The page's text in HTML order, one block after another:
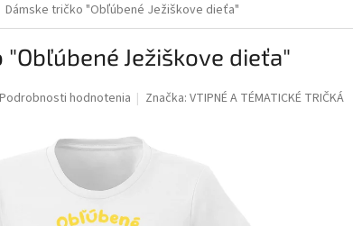
Dámske tričko "Obľúbené Ježiškove dieťa"
Ježiškove dieťa"
Podrobnosti hodnotenia Značka:VTIPNÉ A TÉMATICKÉ TRIČKÁ